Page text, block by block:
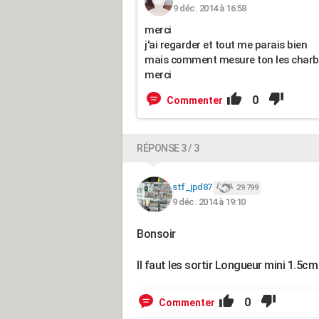
9 déc. 2014 à 16:58
merci
j'ai regarder et tout me parais bien
mais comment mesure ton les
merci
Commenter 0
RÉPONSE 3 / 3
stf_jpd87 29 799
9 déc. 2014 à 19:10
Bonsoir
Il faut les sortir Longueur mini 1.5cm
Commenter 0